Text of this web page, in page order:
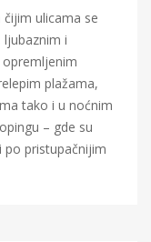
ulicama se
i
plažama,
tako i u noćnim
– gde su
po pristupačnijim